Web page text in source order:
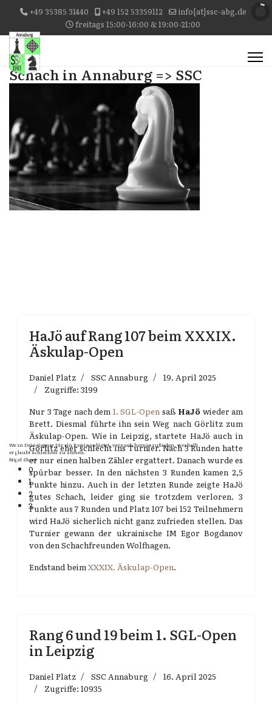
+49 35385 31440 +49 152 53359112
info{at}ssc-abg.de
freitags 15:00-16:00 & 19:00-21:00
Schach in Annaburg => SSC
Wenn Dein Gegner Dir ein Remis anbietet, versuch herauszufinden, weshalb
er glaubt schlechter zu stehen.
Nigel Short
0
1
2
3
HaJö auf Rang 107 beim XXXIX.
Äskulap-Open
Daniel Platz SSC Annaburg
19. April 2025
Zugriffe: 3199
Nur 3 Tage nach dem 1. SGL-Open saß HaJö wieder am
Brett. Diesmal führte ihn sein Weg nach Görlitz zum
Äskulap-Open. Wie in Leipzig, startete HaJö auch in
Görlitz eher schlecht ins Turnier. Nach 3 Runden hatte
er nur einen halben Zähler ergattert. Danach wurde es
spürbar besser. In den nächsten 3 Runden kamen 2,5
Punkte hinzu. Auch in der letzten Runde zeigte HaJö
gutes Schach, leider ging sie trotzdem verloren. 3
Punkte aus 7 Runden und Platz 107 bei 152 Teilnehmern
wird HaJö sicherlich nicht ganz zufrieden stellen. Das
Turnier gewann der ukrainische IM Egor Bogdanov
von den Schachfreunden Wolfhagen.
Endstand beimXXXIX. Äskulap-Open.
Rang 6 und 19 beim 1. SGL-Open
in Leipzig
Daniel Platz SSC Annaburg
16. April 2025
Zugriffe: 10935